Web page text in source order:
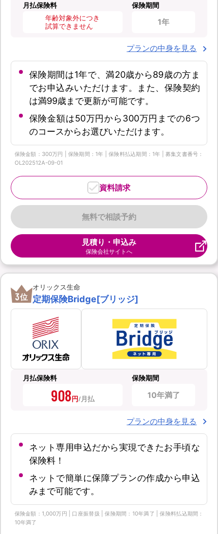
月払保険料
年齢対象外につき
試算できません
保険期間
1年
プランの中身を見る
保険期間は1年で、満20歳から89歳の方ま
でお申込みいただけます。また、保険契約
は満99歳まで更新が可能です。
保険金額は50万円から300万円までの6つ
のコースからお選びいただけます。
保険金額：300万円 | 保険期間：1年 | 保険料払込期間：1年 | 募集文書番号：
OL202512A-09-01
無料で相談予約
資料請求
見積り・申込み
保険会社サイトへ
3位
オリックス生命
定期保険Bridge[ブリッジ]
月払保険料
908円
保険期間
10年満了
プランの中身を見る
ネット専用申込だから実現できたお手頃な
保険料！
ネットで簡単に保障プランの作成から申込
みまで可能です。
保険金額：1,000万円 | 口座振替扱 | 保険期間：10年満了 | 保険料払込期間：
10年満了